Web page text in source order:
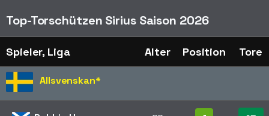
Top-Torschützen Sirius Saison 2026
Spieler, Liga Alter Position Tore
Allsvenskan*